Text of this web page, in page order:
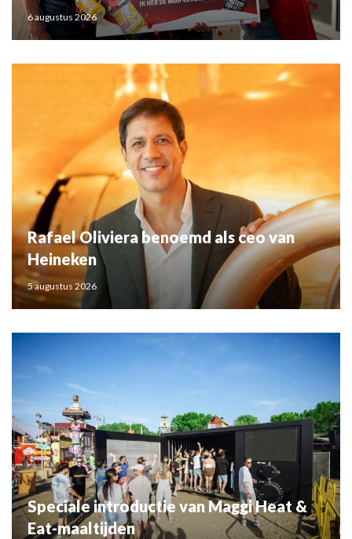
6 augustus 2026
Rafael Oliviera benoemd als ceo van
Heineken
5 augustus 2026
Speciale introductie van Maggi Heat &
Eat-maaltijden